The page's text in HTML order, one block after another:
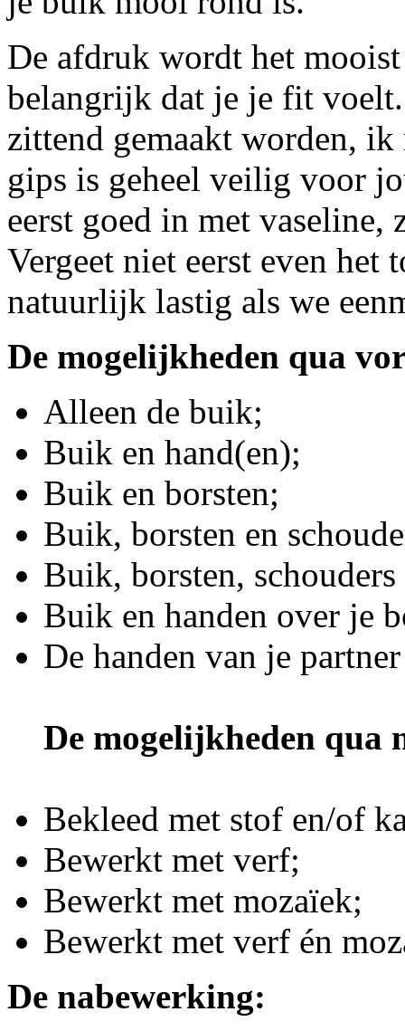
De afdruk wordt het
belangrijk dat je je fit
zittend gemaakt worden,
gips is geheel veilig voor
eerst goed in met
Vergeet niet eerst even
natuurlijk lastig als we
De mogelijkheden qua
Alleen de buik;
Buik en hand(en);
Buik en borsten;
Buik, borsten en
Buik, borsten, schouders
Buik en handen over je
De handen van je
De mogelijkheden qua
Bekleed met stof en/of
Bewerkt met verf;
Bewerkt met mozaïek;
Bewerkt met verf én
De nabewerking: